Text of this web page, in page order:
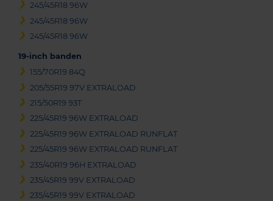
245/45R18 96W
245/45R18 96W
245/45R18 96W
19-inch banden
155/70R19 84Q
205/55R19 97V EXTRALOAD
215/50R19 93T
225/45R19 96W EXTRALOAD
225/45R19 96W EXTRALOAD RUNFLAT
225/45R19 96W EXTRALOAD RUNFLAT
235/40R19 96H EXTRALOAD
235/45R19 99V EXTRALOAD
235/45R19 99V EXTRALOAD